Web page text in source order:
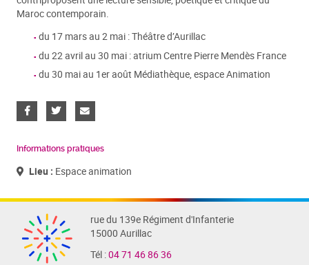
Maroc contemporain.
du 17 mars au 2 mai : Théâtre d’Aurillac
du 22 avril au 30 mai : atrium Centre Pierre Mendès France
du 30 mai au 1er août Médiathèque, espace Animation
Informations pratiques
Lieu : Espace animation
rue du 139e Régiment d'Infanterie
15000 Aurillac
Tél :04 71 46 86 36